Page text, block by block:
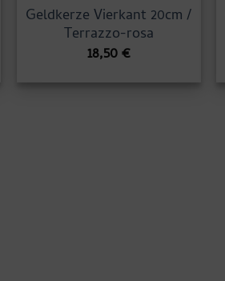
Geldkerze Vierkant 20cm /
Terrazzo-rosa
18,50€